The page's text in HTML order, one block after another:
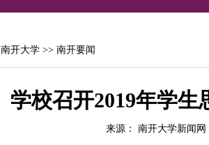
南开大学 >> 南开要闻
学校召开2019年学
来源： 南开大学新闻网